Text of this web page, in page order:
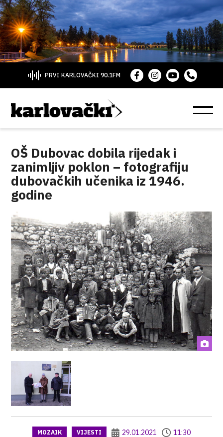
PRVI KARLOVAČKI 90.1FM
OŠ Dubovac dobila rijedak i
zanimljiv poklon – fotografiju
dubovačkih učenika iz 1946.
godine
MOZAIK VIJESTI 29.01.2021
11:30